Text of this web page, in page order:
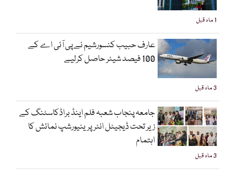
1 ماہ قبل
3 ماہ قبل
عارف حبیب کنسورشیم نے پی آئی اے کے
100 فیصد شیئر حاصل کرلیے
3 ماہ قبل
جامعہ پنجاب شعبہ فلم اینڈ براڈکاسٹنگ کے
زیر تحت ڈیجیٹل انٹرپرینیورشپ نمائش کا
اہتمام